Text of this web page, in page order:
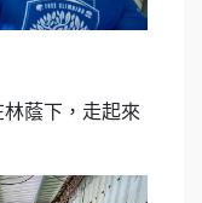
蔭下，走起來